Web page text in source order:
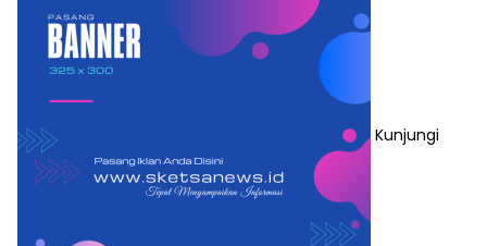
Kunjungi